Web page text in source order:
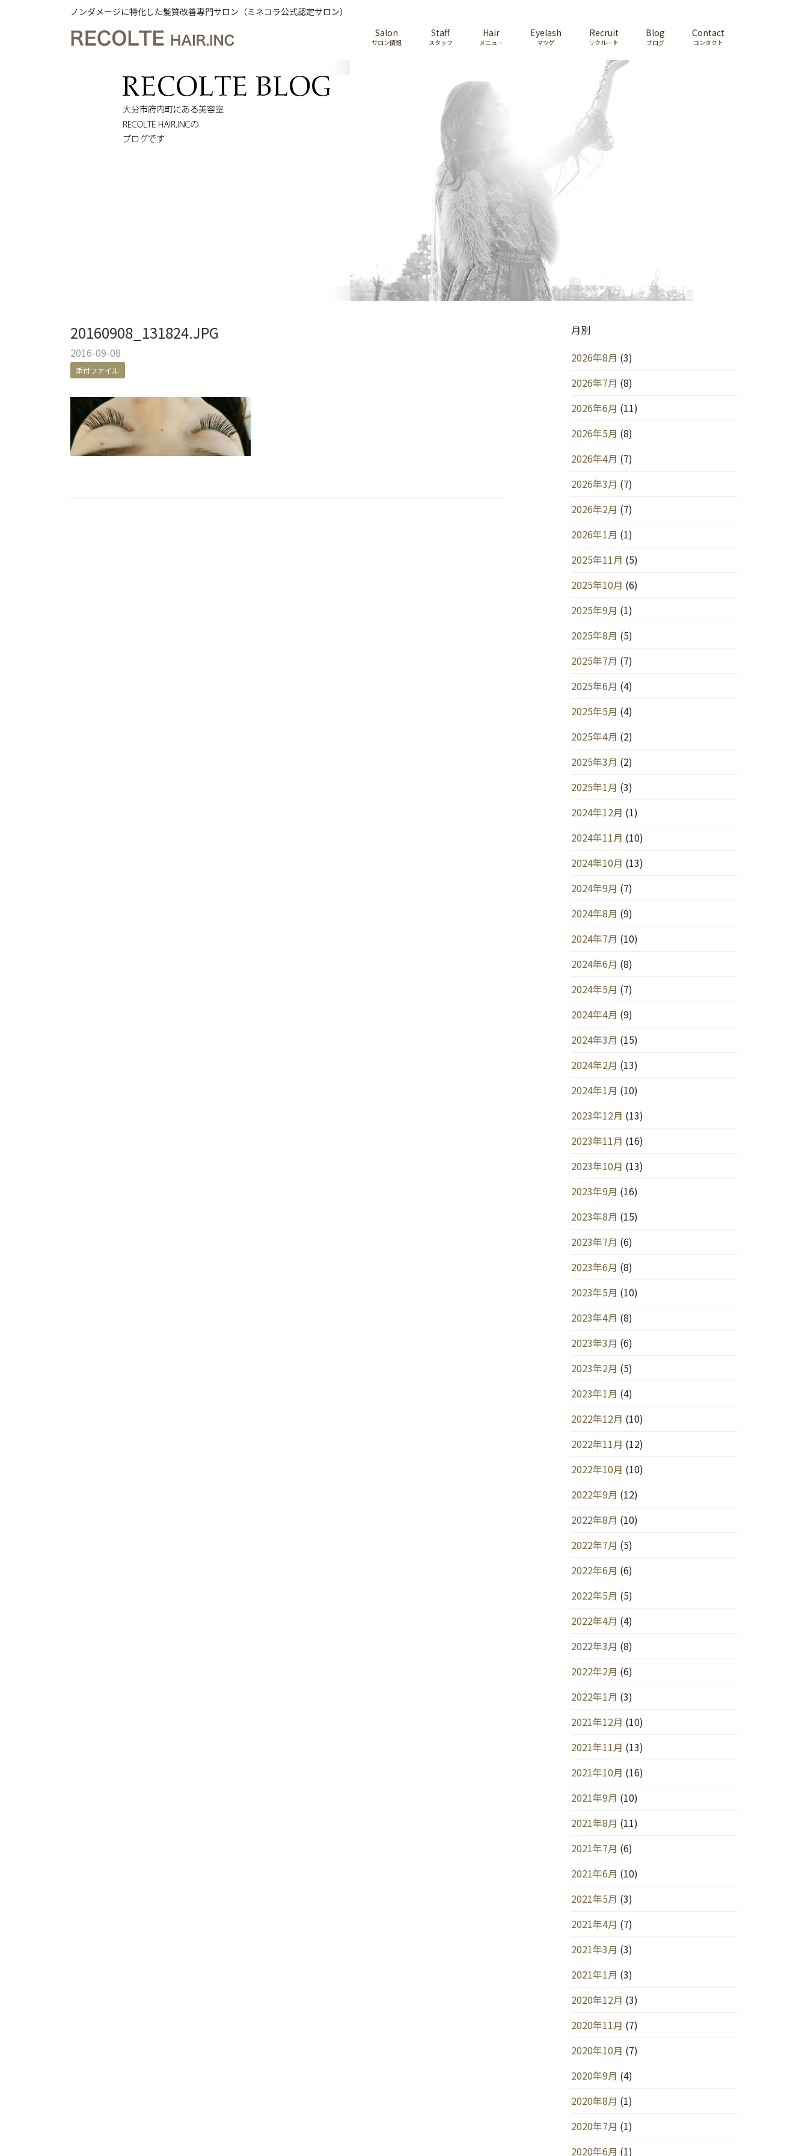
ノンダメージに特化した髪質改善専門サロン（ミネコラ公式認定サロン）
Salon
サロン情報
Staff
スタッフ
Hair
メニュー
Eyelash
マツゲ
Recruit
リクルート
Blog
ブログ
Contact
コンタクト
20160908_131824.JPG
2016-09-08
添付ファイル
月別
2026年8月 (3)
2026年7月 (8)
2026年6月 (11)
2026年5月 (8)
2026年4月 (7)
2026年3月 (7)
2026年2月 (7)
2026年1月 (1)
2025年11月 (5)
2025年10月 (6)
2025年9月 (1)
2025年8月 (5)
2025年7月 (7)
2025年6月 (4)
2025年5月 (4)
2025年4月 (2)
2025年3月 (2)
2025年1月 (3)
2024年12月 (1)
2024年11月 (10)
2024年10月 (13)
2024年9月 (7)
2024年8月 (9)
2024年7月 (10)
2024年6月 (8)
2024年5月 (7)
2024年4月 (9)
2024年3月 (15)
2024年2月 (13)
2024年1月 (10)
2023年12月 (13)
2023年11月 (16)
2023年10月 (13)
2023年9月 (16)
2023年8月 (15)
2023年7月 (6)
2023年6月 (8)
2023年5月 (10)
2023年4月 (8)
2023年3月 (6)
2023年2月 (5)
2023年1月 (4)
2022年12月 (10)
2022年11月 (12)
2022年10月 (10)
2022年9月 (12)
2022年8月 (10)
2022年7月 (5)
2022年6月 (6)
2022年5月 (5)
2022年4月 (4)
2022年3月 (8)
2022年2月 (6)
2022年1月 (3)
2021年12月 (10)
2021年11月 (13)
2021年10月 (16)
2021年9月 (10)
2021年8月 (11)
2021年7月 (6)
2021年6月 (10)
2021年5月 (3)
2021年4月 (7)
2021年3月 (3)
2021年1月 (3)
2020年12月 (3)
2020年11月 (7)
2020年10月 (7)
2020年9月 (4)
2020年8月 (1)
2020年7月 (1)
2020年6月 (1)